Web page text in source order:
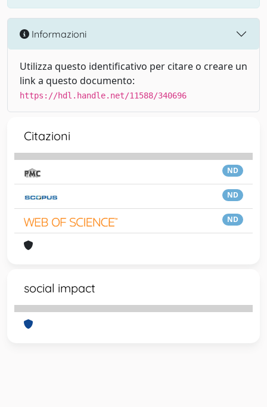
Informazioni
Utilizza questo identificativo per citare o creare un
link a questo documento:
https://hdl.handle.net/11588/340696
Citazioni
ND
ND
ND
social impact